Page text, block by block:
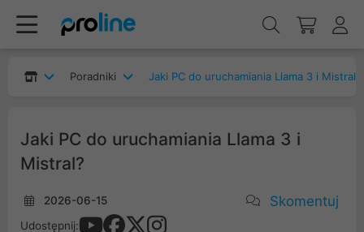
Poradniki Jaki PC do uruchamiania Llama 3 i Mistral?
Jaki PC do uruchamiania Llama 3 i
Mistral?
2026-06-15 Skomentuj
Udostępnij: